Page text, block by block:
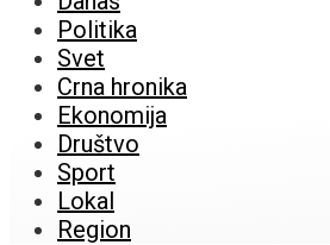
Politika
Svet
Crna hronika
Ekonomija
Društvo
Sport
Lokal
Region